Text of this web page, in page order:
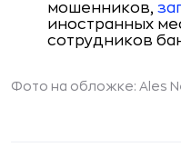
мошенников,
иностранных
сотрудников
Фото на обложке: Ales